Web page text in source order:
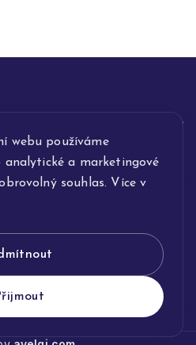
webu používáme
analytické a marketingové
souhlas. Více v